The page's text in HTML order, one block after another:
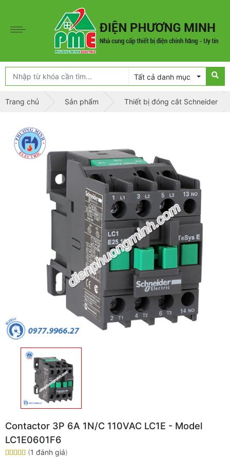
Tất cả danh mục
Trang chủ Sản phẩm Thiết bị đóng cắt Schneider
Contactor 3P 6A 1N/C 110VAC LC1E - Model
LC1E0601F6
(1 đánh giá)